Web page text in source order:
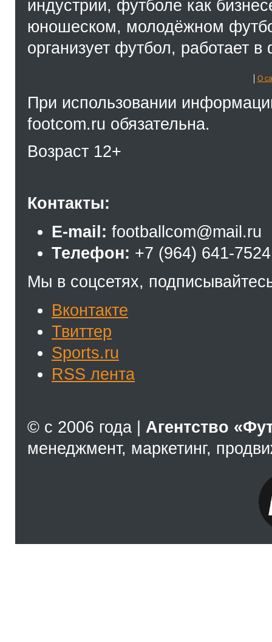
индустрии, футболе как
юношеском, молодёжном
организует футбол, работает
О
При использовании
footcom.ru обязательна.
Возраст 12+
Контакты:
E-mail: footballcom@mail.ru
Телефон: +7 (964) 641-7524
Мы в соцсетях,
Вконтакте
Твиттер
Sports.ru
RSS лента
© с 2006 года | Агентство
менеджмент, маркетинг,